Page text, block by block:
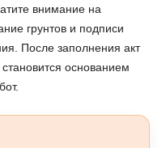
внимание на
грунтов и подписи
После заполнения акт
основанием